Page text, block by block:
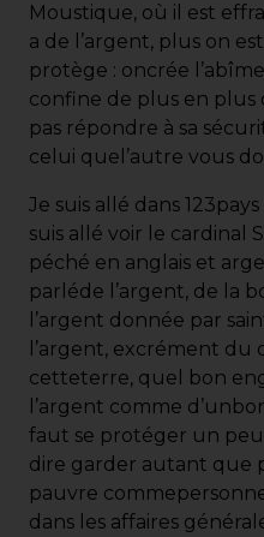
Moustique, où il est
a de l’argent, plus on
protège : oncrée
confine de plus en
pas répondre à sa
celui quel’autre vous
Je suis allé dans
suis allé voir le cardinal
péché en anglais et
parléde l’argent, de la
l’argent donnée par
l’argent, excrément du
cetteterre, quel bon
l’argent comme
faut se protéger un peu
dire garder autant que
pauvre
dans les affaires